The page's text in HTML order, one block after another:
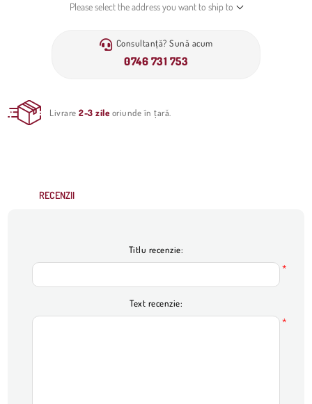
Please select the address you want to ship to
Consultanță? Sună acum
0746 731 753
Livrare2-3 zile oriunde în țară.
RECENZII
Titlu recenzie:
*
Text recenzie:
*